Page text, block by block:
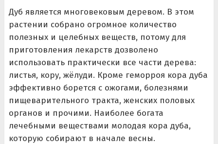
Дуб является многовековым деревом. В этом
растении собрано огромное количество
полезных и целебных веществ, потому для
приготовления лекарств дозволено
использовать практически все части дерева:
листья, кору, жёлуди. Кроме геморроя кора дуба
эффективно борется с ожогами, болезнями
пищеварительного тракта, женских половых
органов и прочими. Наиболее богата
лечебными веществами молодая кора дуба,
которую собирают в начале весны.